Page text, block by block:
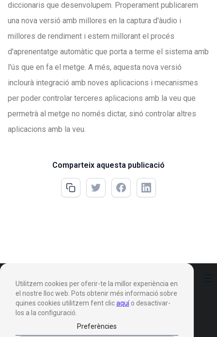
diccionaris que desenvolupem. Properament publicarem
una nova versió amb millores en la captura d'àudio i
millores de rendiment i estem millorant el procés
d'aprenentatge automàtic que porta a terme el sistema amb
l'ús que en fa el metge. A més, aquesta nova versió
inclourà integració amb noves aplicacions i mecanismes
per poder controlar terceres aplicacions amb la veu que
permetrà al metge no només dictar, sinó controlar altres
aplicacions amb la veu.
Comparteix aquesta publicació
Utilitzem cookies per oferir-te la millor experiència en
el nostre lloc web. Pots obtenir més informació sobre
quines cookies utilitzem fent clicaquío desactivar-
los a la configuració.
Preferències